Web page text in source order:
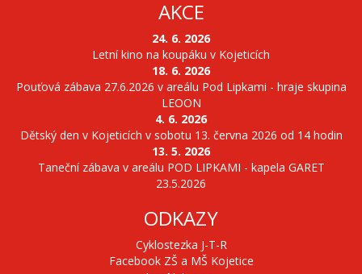
AKCE
24. 6. 2026
Letní kino na koupáku v Kojeticích
18. 6. 2026
Pouťová zábava 27.6.2026 v areálu Pod Lipkami - hraje skupina
LEOON
4. 6. 2026
Dětský den v Kojeticích v sobotu 13. června 2026 od 14 hodin
13. 5. 2026
Taneční zábava v areálu POD LIPKAMI - kapela GARET
23.5.2026
ODKAZY
Cyklostezka J-T-R
Facebook ZŠ a MŠ Kojetice